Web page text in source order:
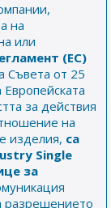
на
или
(ЕС)
Съвета от 25
за действия
на
изделия, са
Single
за
разрешението